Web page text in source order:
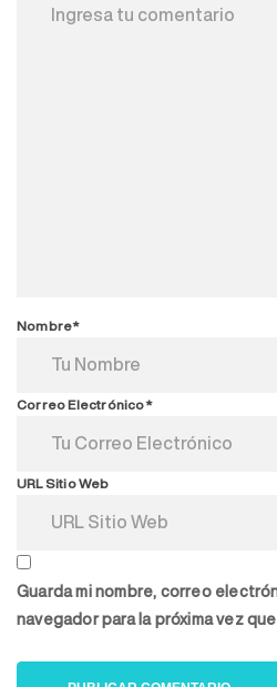
Nombre*
Correo Electrónico*
URL Sitio Web
Guarda mi nombre, correo
navegador para la próxima vez